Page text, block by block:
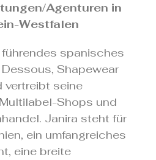
Agenturen in
Westfalen
spanisches
Shapewear
vertreibt seine
Shops und
Janira steht für
ein umfangreiches
eine breite